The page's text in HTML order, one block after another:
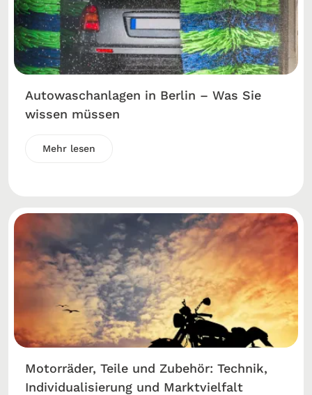
Autowaschanlagen in Berlin – Was Sie
wissen müssen
Mehr lesen
Motorräder, Teile und Zubehör: Technik,
Individualisierung und Marktvielfalt